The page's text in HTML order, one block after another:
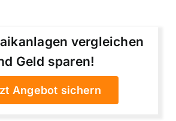
vergleichen
Geld sparen!
Angebot sichern